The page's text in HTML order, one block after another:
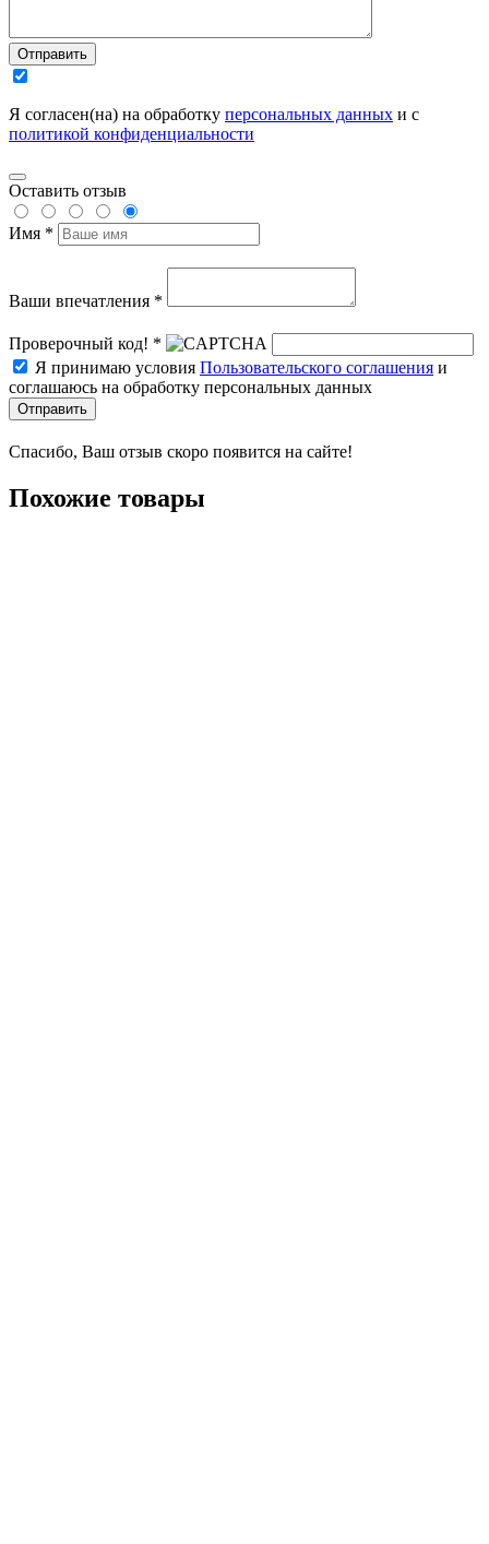
Отправить
Я согласен(на) на обработку персональных данных и с
политикой конфиденциальности
Оставить отзыв
Имя *
Ваши впечатления *
Проверочный код! *
Я принимаю условия Пользовательского соглашения и
соглашаюсь на обработку персональных данных
Отправить
Спасибо, Ваш отзыв скоро появится на сайте!
Похожие товары